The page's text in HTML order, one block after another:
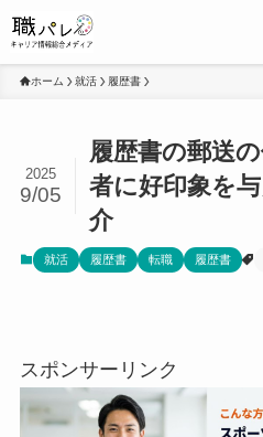
ホーム 就活 履歴書
履歴書の郵送
者に好印象を
介
2025
9/05
就活 履歴書 転職 履歴書
スポンサーリンク